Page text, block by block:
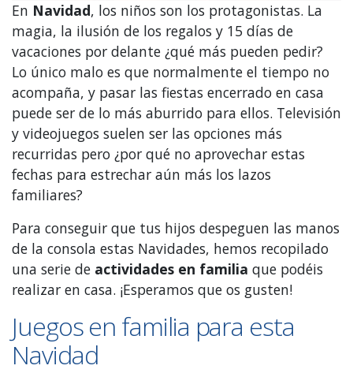
En Navidad, los niños son los protagonistas. La
magia, la ilusión de los regalos y 15 días de
vacaciones por delante ¿qué más pueden pedir?
Lo único malo es que normalmente el tiempo no
acompaña, y pasar las fiestas encerrado en casa
puede ser de lo más aburrido para ellos. Televisión
y videojuegos suelen ser las opciones más
recurridas pero ¿por qué no aprovechar estas
fechas para estrechar aún más los lazos
familiares?
Para conseguir que tus hijos despeguen las manos
de la consola estas Navidades, hemos recopilado
una serie de actividades en familia que podéis
realizar en casa. ¡Esperamos que os gusten!
Juegos en familia para esta
Navidad